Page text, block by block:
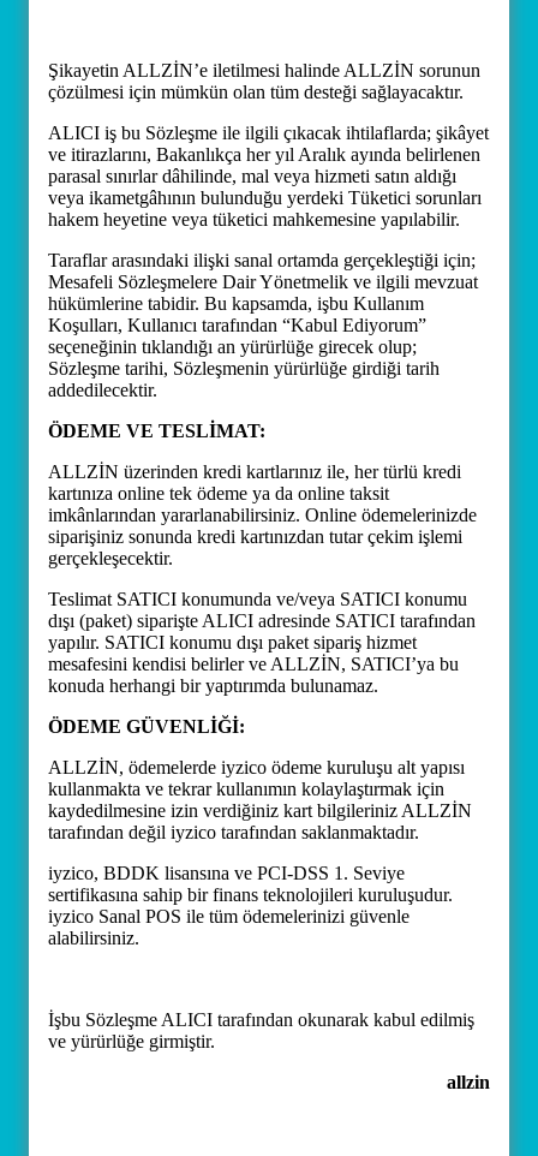
Şikayetin ALLZİN’e iletilmesi halinde ALLZİN sorunun
çözülmesi için mümkün olan tüm desteği sağlayacaktır.
ALICI iş bu Sözleşme ile ilgili çıkacak ihtilaflarda; şikâyet
ve itirazlarını, Bakanlıkça her yıl Aralık ayında belirlenen
parasal sınırlar dâhilinde, mal veya hizmeti satın aldığı
veya ikametgâhının bulunduğu yerdeki Tüketici sorunları
hakem heyetine veya tüketici mahkemesine yapılabilir.
Taraflar arasındaki ilişki sanal ortamda gerçekleştiği için;
Mesafeli Sözleşmelere Dair Yönetmelik ve ilgili mevzuat
hükümlerine tabidir. Bu kapsamda, işbu Kullanım
Koşulları, Kullanıcı tarafından “Kabul Ediyorum”
seçeneğinin tıklandığı an yürürlüğe girecek olup;
Sözleşme tarihi, Sözleşmenin yürürlüğe girdiği tarih
addedilecektir.
ÖDEME VE TESLİMAT:
ALLZİN üzerinden kredi kartlarınız ile, her türlü kredi
kartınıza online tek ödeme ya da online taksit
imkânlarından yararlanabilirsiniz. Online ödemelerinizde
siparişiniz sonunda kredi kartınızdan tutar çekim işlemi
gerçekleşecektir.
Teslimat SATICI konumunda ve/veya SATICI konumu
dışı (paket) siparişte ALICI adresinde SATICI tarafından
yapılır. SATICI konumu dışı paket sipariş hizmet
mesafesini kendisi belirler ve ALLZİN, SATICI’ya bu
konuda herhangi bir yaptırımda bulunamaz.
ÖDEME GÜVENLİĞİ:
ALLZİN, ödemelerde iyzico ödeme kuruluşu alt yapısı
kullanmakta ve tekrar kullanımın kolaylaştırmak için
kaydedilmesine izin verdiğiniz kart bilgileriniz ALLZİN
tarafından değil iyzico tarafından saklanmaktadır.
iyzico, BDDK lisansına ve PCI-DSS 1. Seviye
sertifikasına sahip bir finans teknolojileri kuruluşudur.
iyzico Sanal POS ile tüm ödemelerinizi güvenle
alabilirsiniz.
İşbu Sözleşme ALICI tarafından okunarak kabul edilmiş
ve yürürlüğe girmiştir.
allzin